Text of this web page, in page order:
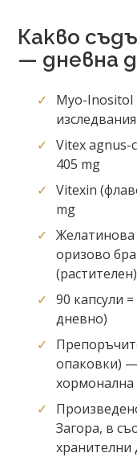
Какво
— дневна
Myo-Inositol
Vitex agnus-
405 mg
Vitexin
mg
Желатинова
оризово
(растителен)
90 капсули
дневно)
опаковки)
Загора, в
хранителни